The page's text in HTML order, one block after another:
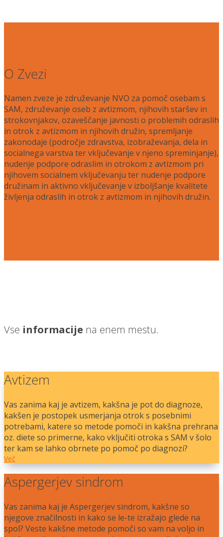
O Zvezi
Namen zveze je združevanje NVO za pomoč osebam s
SAM, združevanje oseb z avtizmom, njihovih staršev in
strokovnjakov, ozaveščanje javnosti o problemih odraslih
in otrok z avtizmom in njihovih družin, spremljanje
zakonodaje (področje zdravstva, izobraževanja, dela in
socialnega varstva ter vključevanje v njeno spreminjanje),
nudenje podpore odraslim in otrokom z avtizmom pri
njihovem socialnem vključevanju ter nudenje podpore
družinam in aktivno vključevanje v izboljšanje kvalitete
življenja odraslih in otrok z avtizmom in njihovih družin.
Vse informacije na enem mestu.
Avtizem
Vas zanima kaj je avtizem, kakšna je pot do diagnoze,
kakšen je postopek usmerjanja otrok s posebnimi
potrebami, katere so metode pomoči in kakšna prehrana
oz. diete so primerne, kako vključiti otroka s SAM v šolo
ter kam se lahko obrnete po pomoč po diagnozi?
Več
Aspergerjev sindrom
Vas zanima kaj je Aspergerjev sindrom, kakšne so
njegove značilnosti in kako se le-te izražajo glede na
spol? Veste kakšne metode pomoči so vam na voljo in